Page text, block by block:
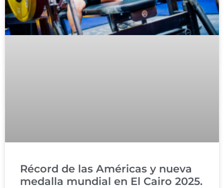
Récord de las Américas y nueva
medalla mundial en El Cairo 2025.